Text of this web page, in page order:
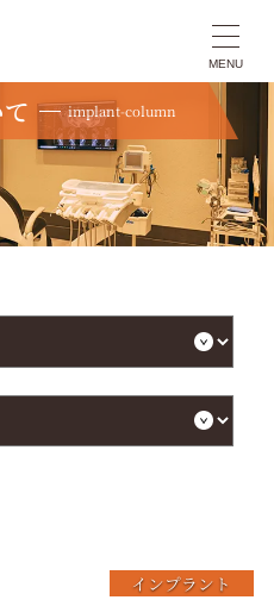
MENU
implant-column
礎から解説・即時埋入の成功ポイントも
インプラント